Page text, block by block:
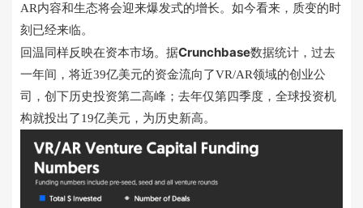
AR内容和生态将会迎来爆发式的增长。如今看来，质变的时
刻已经来临。
回温同样反映在资本市场。据Crunchbase数据统计，过去
一年间，将近39亿美元的资金流向了VR/AR领域的创业公
司，创下历史投资第二高峰；去年仅第四季度，全球投资机
构就投出了19亿美元，为历史新高。